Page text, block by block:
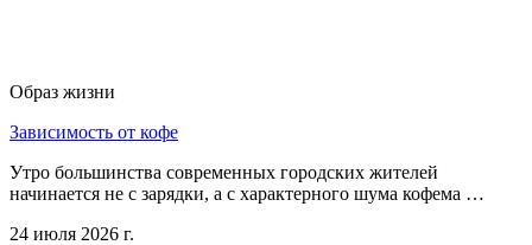
Образ жизни
Зависимость от кофе
Утро большинства современных городских жителей
начинается не с зарядки, а с характерного шума кофема …
24 июля 2026 г.